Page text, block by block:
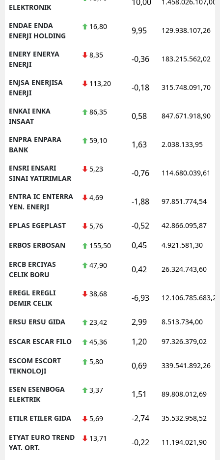
ELEKTRONIK
ENDAE ENDA
ENERJI HOLDING
16,80 9,95 129.938.107,26
ENERY ENERYA
ENERJI
8,35 -0,36 183.215.562,02
ENJSA ENERJISA
ENERJI
113,20 -0,18 315.748.091,70
ENKAI ENKA
INSAAT
86,35 0,58 847.671.918,90
ENPRA ENPARA
BANK
59,10 1,63 2.038.133,95
ENSRI ENSARI
SINAI YATIRIMLAR
5,23 -0,76 114.680.039,61
ENTRA IC ENTERRA
YEN. ENERJI
4,69 -1,88 97.851.774,54
EPLAS EGEPLAST 5,76 -0,52 42.866.095,87
ERBOS ERBOSAN 155,50 0,45 4.921.581,30
ERCB ERCIYAS
CELIK BORU
47,90 0,42 26.324.743,60
EREGL EREGLI
DEMIR CELIK
38,68 -6,93 12.106.785.683,20
ERSU ERSU GIDA 23,42 2,99 8.513.734,00
ESCAR ESCAR FILO 45,36 1,20 97.326.379,02
ESCOM ESCORT
TEKNOLOJI
5,80 0,69 339.541.892,26
ESEN ESENBOGA
ELEKTRIK
3,37 1,51 89.808.012,69
ETILR ETILER GIDA 5,69 -2,74 35.532.958,52
ETYAT EURO TREND
YAT. ORT.
13,71 -0,22 11.194.021,90